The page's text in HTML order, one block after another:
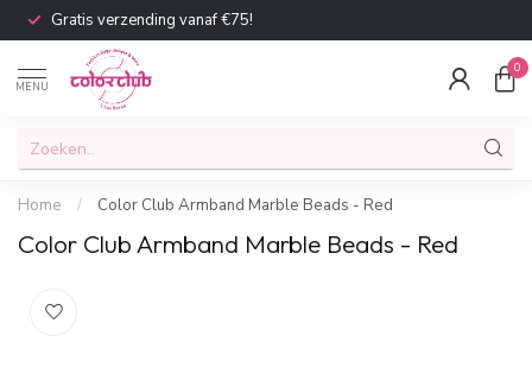
Gratis verzending vanaf €75!
MENU
0
Home / Color Club Armband Marble Beads - Red
Color Club Armband Marble Beads - Red